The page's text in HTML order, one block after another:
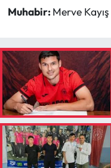
Muhabir: Merve Kayış